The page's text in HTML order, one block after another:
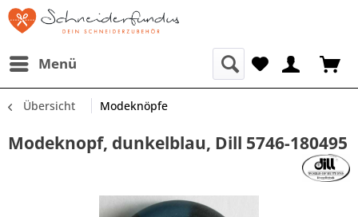
Menü
Übersicht Modeknöpfe
Modeknopf, dunkelblau, Dill 5746-180495